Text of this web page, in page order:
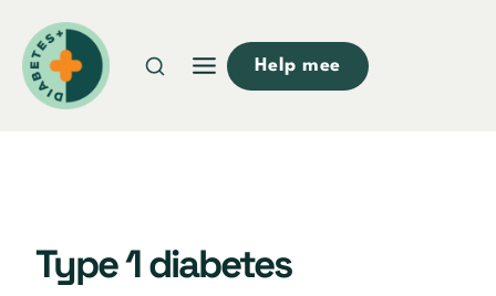
naar
inhoud
Help mee
Type 1 diabetes